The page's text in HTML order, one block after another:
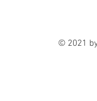
© 2021 by